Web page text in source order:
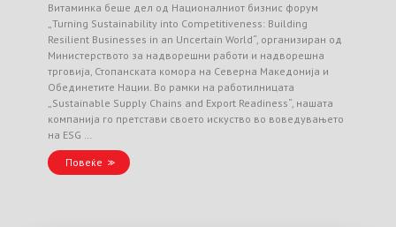
Витаминка беше дел од Националниот бизнис форум
„Turning Sustainability into Competitiveness: Building
Resilient Businesses in an Uncertain World“, организиран од
Министерството за надворешни работи и надворешна
трговија, Стопанската комора на Северна Македонија и
Обединетите Нации. Во рамки на работилницата
„Sustainable Supply Chains and Export Readiness“, нашата
компанија го претстави своето искуство во воведувањето
на ESG …
Повеќе